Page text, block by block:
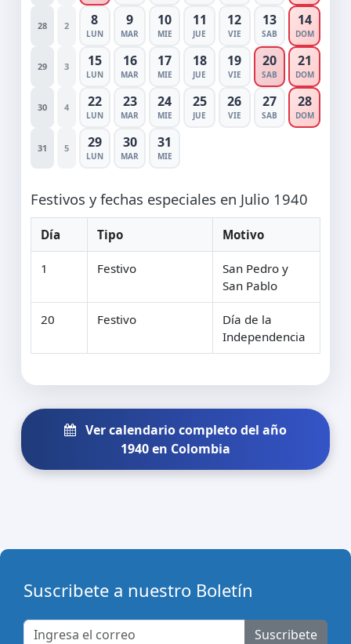
28 2 8
LUN
9
MAR
10
MIE
11
JUE
12
VIE
13
SAB
14
DOM
29 3 15
LUN
16
MAR
17
MIE
18
JUE
19
VIE
20
SAB
21
DOM
30 4 22
LUN
23
MAR
24
MIE
25
JUE
26
VIE
27
SAB
28
DOM
31 5 29
LUN
30
MAR
31
MIE
Festivos y fechas especiales en Julio 1940
Día Tipo Motivo
1 Festivo
San Pedro y
San Pablo
20 Festivo
Día de la
Independencia
Ver calendario completo del año
1940 en Colombia
Suscribete a nuestro Boletín
Suscribete